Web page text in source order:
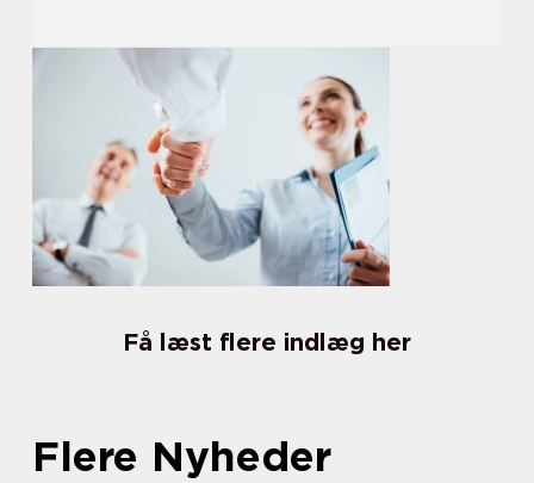
Få læst flere indlæg her
Flere Nyheder